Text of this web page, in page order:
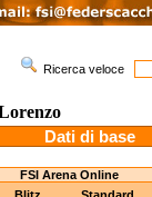
Ricerca veloce
Dati di base
FSI Arena Online